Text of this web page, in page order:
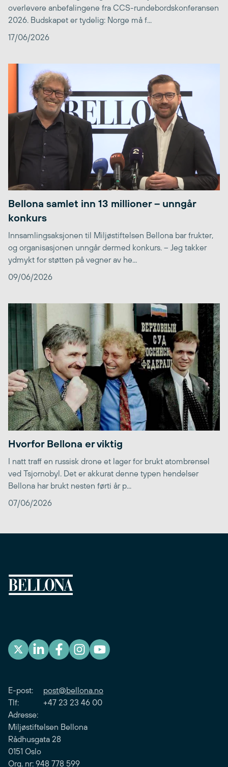
overlevere anbefalingene fra CCS-rundebordskonferansen
2026. Budskapet er tydelig: Norge må f...
17/06/2026
Bellona samlet inn 13 millioner – unngår
konkurs
Innsamlingsaksjonen til Miljøstiftelsen Bellona bar frukter,
og organisasjonen unngår dermed konkurs. – Jeg takker
ydmykt for støtten på vegner av he...
09/06/2026
Hvorfor Bellona er viktig
I natt traff en russisk drone et lager for brukt atombrensel
ved Tsjornobyl. Det er akkurat denne typen hendelser
Bellona har brukt nesten førti år p...
07/06/2026
E-post: post@bellona.no
Tlf: +47 23 23 46 00
Adresse:
Miljøstiftelsen Bellona
Rådhusgata 28
0151 Oslo
Org. nr: 948 778 599